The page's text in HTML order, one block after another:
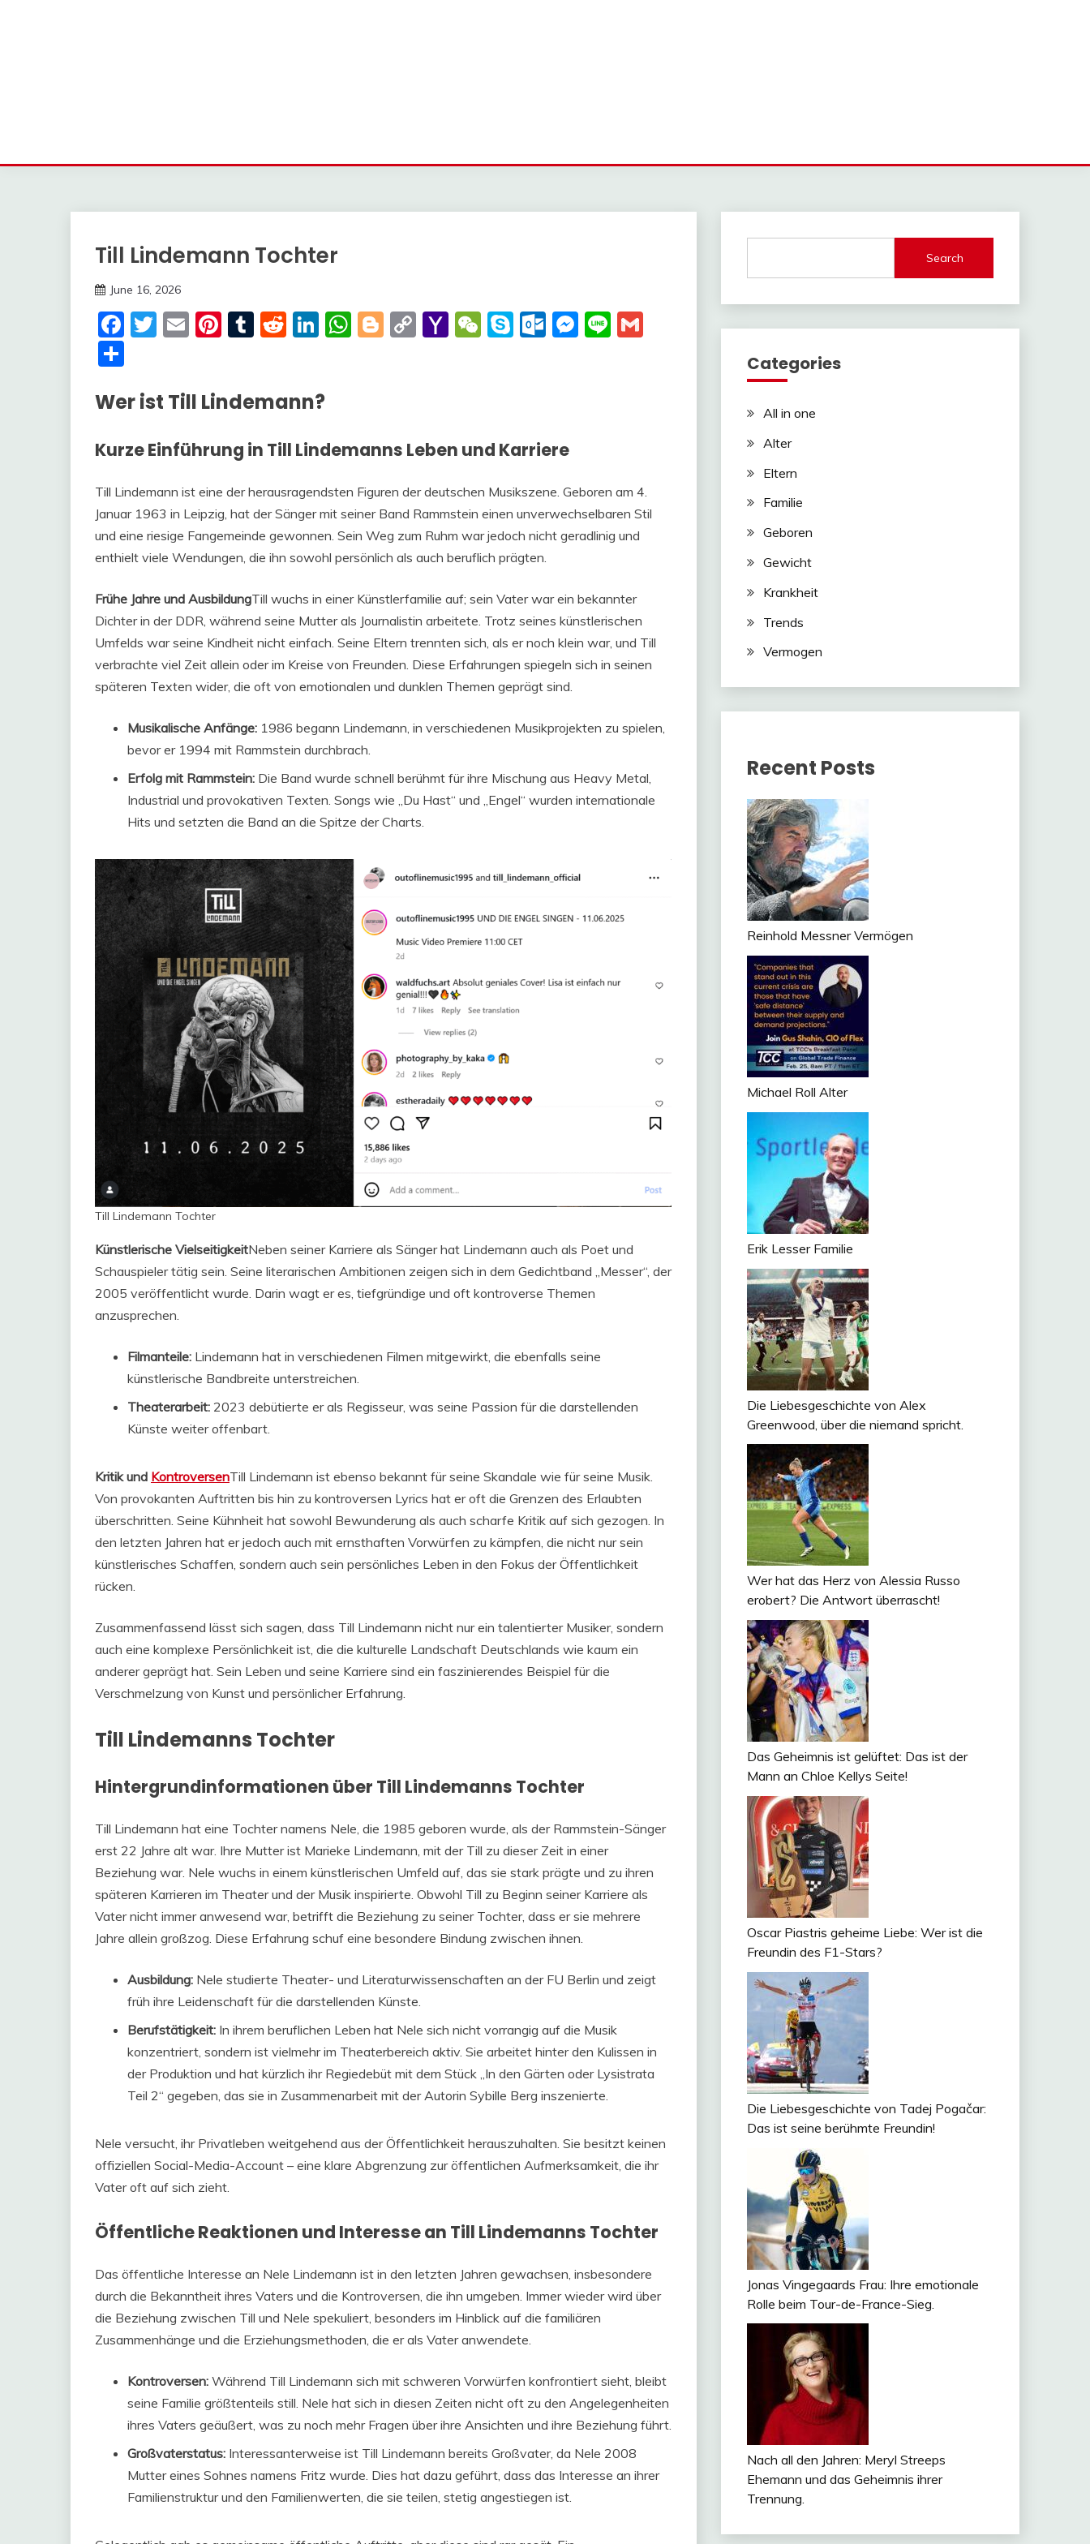
Trends
Till Lindemann Tochter
June 16, 2026
Meme
Facebook
Twitter
EmailPinterest
Tumblr
Reddit
LinkedIn
WhatsApp
Blogger
CopyYahoo
WeChat
SkypeOutlook.com
Messenger
Line
Wer ist Till Lindemann?
Kurze Einführung in Till Lindemanns Leben und Karriere
Till Lindemann ist eine der herausragendsten Figuren der deutschen Musikszene. Geboren am 4.
Januar 1963 in Leipzig, hat der Sänger mit seiner Band Rammstein einen unverwechselbaren Stil
und eine riesige Fangemeinde gewonnen. Sein Weg zum Ruhm war jedoch nicht geradlinig und
enthielt viele Wendungen, die ihn sowohl persönlich als auch beruflich prägten.
Frühe Jahre und AusbildungTill wuchs in einer Künstlerfamilie auf; sein Vater war ein bekannter
Dichter in der DDR, während seine Mutter als Journalistin arbeitete. Trotz seines künstlerischen
Umfelds war seine Kindheit nicht einfach. Seine Eltern trennten sich, als er noch klein war, und Till
verbrachte viel Zeit allein oder im Kreise von Freunden. Diese Erfahrungen spiegeln sich in seinen
späteren Texten wider, die oft von emotionalen und dunklen Themen geprägt sind.
Musikalische Anfänge: 1986 begann Lindemann, in verschiedenen Musikprojekten zu spielen,
bevor er 1994 mit Rammstein durchbrach.
Erfolg mit Rammstein: Die Band wurde schnell berühmt für ihre Mischung aus Heavy Metal,
Industrial und provokativen Texten. Songs wie „Du Hast“ und „Engel“ wurden internationale
Hits und setzten die Band an die Spitze der Charts.
Till Lindemann Tochter
Künstlerische VielseitigkeitNeben seiner Karriere als Sänger hat Lindemann auch als Poet und
Schauspieler tätig sein. Seine literarischen Ambitionen zeigen sich in dem Gedichtband „Messer“, der
2005 veröffentlicht wurde. Darin wagt er es, tiefgründige und oft kontroverse Themen
anzusprechen.
Filmanteile: Lindemann hat in verschiedenen Filmen mitgewirkt, die ebenfalls seine
künstlerische Bandbreite unterstreichen.
Theaterarbeit: 2023 debütierte er als Regisseur, was seine Passion für die darstellenden
Künste weiter offenbart.
Kritik und KontroversenTill Lindemann ist ebenso bekannt für seine Skandale wie für seine Musik.
Von provokanten Auftritten bis hin zu kontroversen Lyrics hat er oft die Grenzen des Erlaubten
überschritten. Seine Kühnheit hat sowohl Bewunderung als auch scharfe Kritik auf sich gezogen. In
den letzten Jahren hat er jedoch auch mit ernsthaften Vorwürfen zu kämpfen, die nicht nur sein
künstlerisches Schaffen, sondern auch sein persönliches Leben in den Fokus der Öffentlichkeit
rücken.
Zusammenfassend lässt sich sagen, dass Till Lindemann nicht nur ein talentierter Musiker, sondern
auch eine komplexe Persönlichkeit ist, die die kulturelle Landschaft Deutschlands wie kaum ein
anderer geprägt hat. Sein Leben und seine Karriere sind ein faszinierendes Beispiel für die
Verschmelzung von Kunst und persönlicher Erfahrung.
Till Lindemanns Tochter
Hintergrundinformationen über Till Lindemanns Tochter
Till Lindemann hat eine Tochter namens Nele, die 1985 geboren wurde, als der Rammstein-Sänger
erst 22 Jahre alt war. Ihre Mutter ist Marieke Lindemann, mit der Till zu dieser Zeit in einer
Beziehung war. Nele wuchs in einem künstlerischen Umfeld auf, das sie stark prägte und zu ihren
späteren Karrieren im Theater und der Musik inspirierte. Obwohl Till zu Beginn seiner Karriere als
Vater nicht immer anwesend war, betrifft die Beziehung zu seiner Tochter, dass er sie mehrere
Jahre allein großzog. Diese Erfahrung schuf eine besondere Bindung zwischen ihnen.
Ausbildung: Nele studierte Theater- und Literaturwissenschaften an der FU Berlin und zeigt
früh ihre Leidenschaft für die darstellenden Künste.
Berufstätigkeit: In ihrem beruflichen Leben hat Nele sich nicht vorrangig auf die Musik
konzentriert, sondern ist vielmehr im Theaterbereich aktiv. Sie arbeitet hinter den Kulissen in
der Produktion und hat kürzlich ihr Regiedebüt mit dem Stück „In den Gärten oder Lysistrata
Teil 2“ gegeben, das sie in Zusammenarbeit mit der Autorin Sybille Berg inszenierte.
Nele versucht, ihr Privatleben weitgehend aus der Öffentlichkeit herauszuhalten. Sie besitzt keinen
offiziellen Social-Media-Account – eine klare Abgrenzung zur öffentlichen Aufmerksamkeit, die ihr
Vater oft auf sich zieht.
Öffentliche Reaktionen und Interesse an Till Lindemanns Tochter
Das öffentliche Interesse an Nele Lindemann ist in den letzten Jahren gewachsen, insbesondere
durch die Bekanntheit ihres Vaters und die Kontroversen, die ihn umgeben. Immer wieder wird über
die Beziehung zwischen Till und Nele spekuliert, besonders im Hinblick auf die familiären
Zusammenhänge und die Erziehungsmethoden, die er als Vater anwendete.
Kontroversen: Während Till Lindemann sich mit schweren Vorwürfen konfrontiert sieht, bleibt
seine Familie größtenteils still. Nele hat sich in diesen Zeiten nicht oft zu den Angelegenheiten
ihres Vaters geäußert, was zu noch mehr Fragen über ihre Ansichten und ihre Beziehung führt.
Großvaterstatus: Interessanterweise ist Till Lindemann bereits Großvater, da Nele 2008
Mutter eines Sohnes namens Fritz wurde. Dies hat dazu geführt, dass das Interesse an ihrer
Familienstruktur und den Familienwerten, die sie teilen, stetig angestiegen ist.
Search
Categories
All in one
Alter
Eltern
Familie
Geboren
Gewicht
Krankheit
Trends
Vermogen
Recent Posts
Reinhold Messner Vermögen
Michael Roll Alter
Erik Lesser Familie
Die Liebesgeschichte von Alex
Greenwood, über die niemand spricht.
Wer hat das Herz von Alessia Russo
erobert? Die Antwort überrascht!
Das Geheimnis ist gelüftet: Das ist der
Mann an Chloe Kellys Seite!
Oscar Piastris geheime Liebe: Wer ist die
Freundin des F1-Stars?
Die Liebesgeschichte von Tadej Pogačar:
Das ist seine berühmte Freundin!
Jonas Vingegaards Frau: Ihre emotionale
Rolle beim Tour-de-France-Sieg.
Nach all den Jahren: Meryl Streeps
Ehemann und das Geheimnis ihrer
Trennung.